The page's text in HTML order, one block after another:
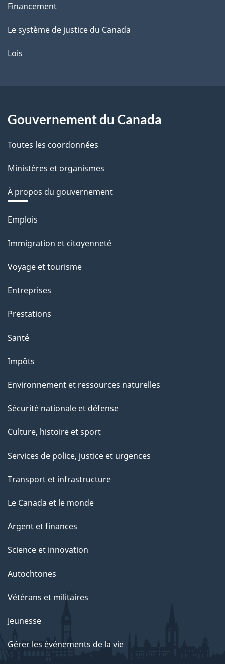
Financement
Le système de justice du Canada
Lois
Gouvernement du Canada
Toutes les coordonnées
Ministères et organismes
À propos du gouvernement
Thèmes
sujets
Emplois
Immigration et citoyenneté
Voyage et tourisme
Entreprises
Prestations
Santé
Impôts
Environnement et ressources naturelles
Sécurité nationale et défense
Culture, histoire et sport
Services de police, justice et urgences
Transport et infrastructure
Le Canada et le monde
Argent et finances
Science et innovation
Autochtones
Vétérans et militaires
Jeunesse
Gérer les événements de la vie